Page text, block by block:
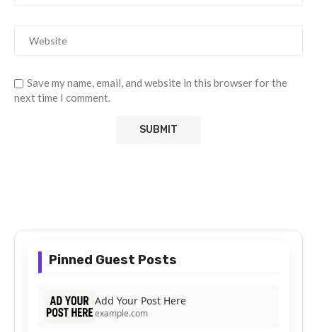
Save my name, email, and website in this browser for the
next time I comment.
Pinned Guest Posts
Add Your Post Here
example.com